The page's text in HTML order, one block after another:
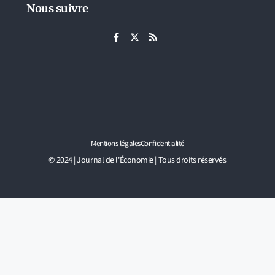
Nous suivre
© 2024 | Journal de l'Économie | Tous droits réservés
Mentions légalesConfidentialité